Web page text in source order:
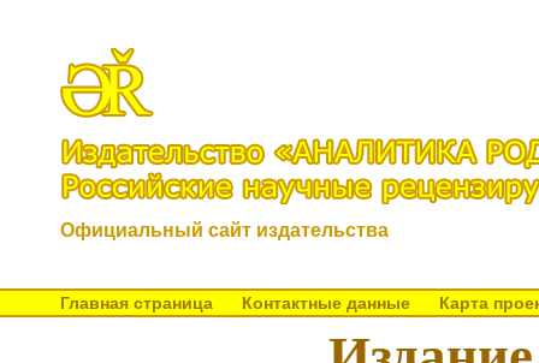
Официальный сайт издательства
Главная страница Контактные данные Карта